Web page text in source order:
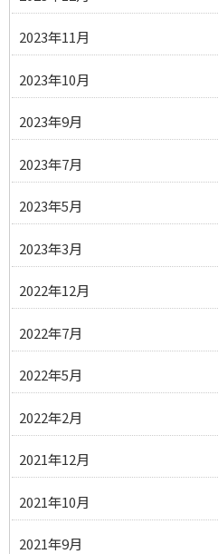
2023年11月
2023年10月
2023年9月
2023年7月
2023年5月
2023年3月
2022年12月
2022年7月
2022年5月
2022年2月
2021年12月
2021年10月
2021年9月